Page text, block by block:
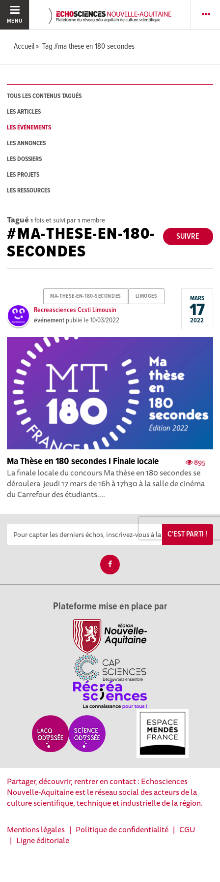
MENU
Accueil Tag #ma-these-en-180-secondes
TOUS LES CONTENUS TAGUÉS
LES ARTICLES
LES ÉVÉNEMENTS
LES ANNONCES
LES DOSSIERS
LES PROJETS
LES RESSOURCES
Tagué 1 fois et suivi par1 membre
SUIVRE
#MA-THESE-EN-180-
SECONDES
MA-THESE-EN-180-SECONDES LIMOGES
Recreasciences Ccsti Limousin
événement publié le10/03/2022
MARS
17
2022
895
Ma Thèse en 180 secondes I Finale locale
La finale locale du concours Ma thèse en 180 secondes se
déroulera jeudi 17 mars de 16h à 17h30 à la salle de cinéma
du Carrefour des étudiants....
C'EST PARTI !
Plateforme mise en place par
Partager, découvrir, rentrer en contact : Echosciences
Nouvelle-Aquitaine est le réseau social des acteurs de la
culture scientifique, technique et industrielle de la région.
Mentions légales | Politique de confidentialité | CGU
| Ligne éditoriale